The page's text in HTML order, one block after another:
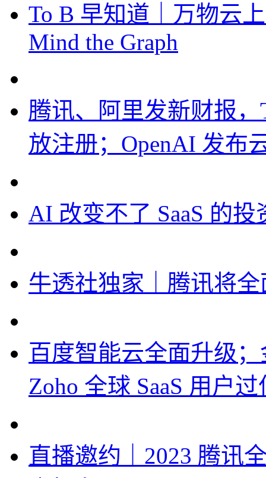
To B 早知道｜万物云
Mind the Graph
腾讯、阿里发新财报
放注册；OpenAI 发布
AI 改变不了 SaaS 的
牛透社独家｜腾讯将
百度智能云全面升级
Zoho 全球 SaaS 用户
直播邀约｜2023 腾讯